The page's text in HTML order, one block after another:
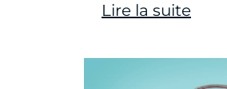
Lire la suite